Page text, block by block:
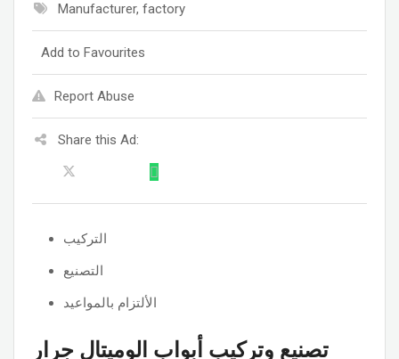
Manufacturer, factory
Add to Favourites
Report Abuse
Share this Ad:
التركيب
التصنيع
الألتزام بالمواعيد
تصنيع وتركيب أبواب الوميتال جرار